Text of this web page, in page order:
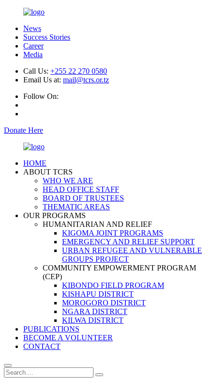
News
Success Stories
Career
Media
Call Us: +255 22 270 0580
Email Us at: mail@tcrs.or.tz
Follow On:
Donate Here
HOME
ABOUT TCRS
WHO WE ARE
HEAD OFFICE STAFF
BOARD OF TRUSTEES
THEMATIC AREAS
OUR PROGRAMS
HUMANITARIAN AND RELIEF
KIGOMA JOINT PROGRAMS
EMERGENCY AND RELIEF SUPPORT
URBAN REFUGEE AND VULNERABLE
GROUPS PROJECT
COMMUNITY EMPOWERMENT PROGRAM
(CEP)
KIBONDO FIELD PROGRAM
KISHAPU DISTRICT
MOROGORO DISTRICT
NGARA DISTRICT
KILWA DISTRICT
PUBLICATIONS
BECOME A VOLUNTEER
CONTACT